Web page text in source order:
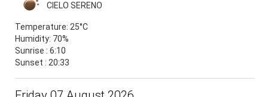
CIELO SERENO
Temperature: 25°C
Humidity: 70%
Sunrise : 6:10
Sunset : 20:33